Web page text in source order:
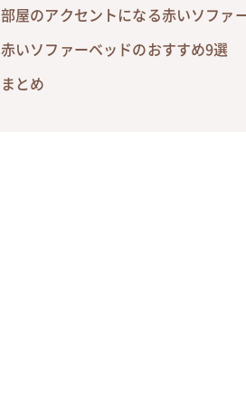
部屋のアクセントになる赤いソファ
赤いソファーベッドのおすすめ9選
まとめ